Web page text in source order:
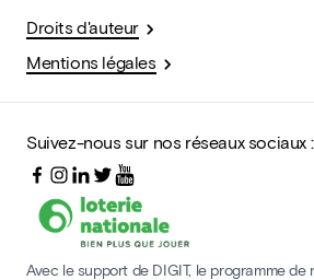
Droits d'auteur
Mentions légales
Suivez-nous sur nos réseaux sociaux :
Avec le support de DIGIT, le programme de